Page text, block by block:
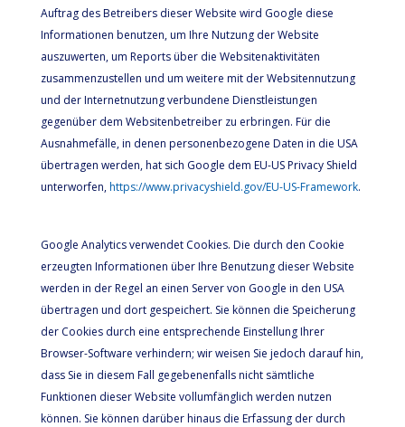
Auftrag des Betreibers dieser Website wird Google diese
Informationen benutzen, um Ihre Nutzung der Website
auszuwerten, um Reports über die Websitenaktivitäten
zusammenzustellen und um weitere mit der Websitennutzung
und der Internetnutzung verbundene Dienstleistungen
gegenüber dem Websitenbetreiber zu erbringen. Für die
Ausnahmefälle, in denen personenbezogene Daten in die USA
übertragen werden, hat sich Google dem EU-US Privacy Shield
unterworfen,https://www.privacyshield.gov/EU-US-Framework.
Google Analytics verwendet Cookies. Die durch den Cookie
erzeugten Informationen über Ihre Benutzung dieser Website
werden in der Regel an einen Server von Google in den USA
übertragen und dort gespeichert. Sie können die Speicherung
der Cookies durch eine entsprechende Einstellung Ihrer
Browser-Software verhindern; wir weisen Sie jedoch darauf hin,
dass Sie in diesem Fall gegebenenfalls nicht sämtliche
Funktionen dieser Website vollumfänglich werden nutzen
können. Sie können darüber hinaus die Erfassung der durch